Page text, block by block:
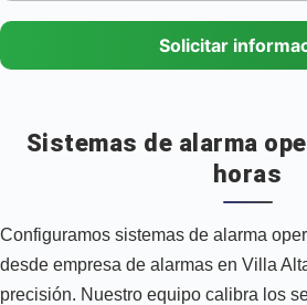
Solicitar
Sistemas de alarma
horas
Configuramos sistemas de alarma
desde empresa de alarmas en Villa
precisión. Nuestro equipo calibra los